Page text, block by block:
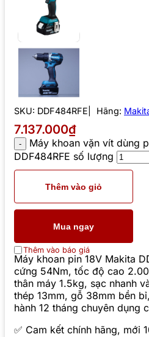
SKU: DDF484RFE Hãng:
7.137.000₫
Máy khoan vặn vít dùng
DDF484RFE số lượng
Thêm vào giỏ
Mua ngay
Thêm vào báo giá
Máy khoan pin 18V Makita
cứng 54Nm, tốc độ cao
thân máy 1.5kg, sạc nhanh
thép 13mm, gỗ 38mm bền
hành 12 tháng chuyên dụng
✅ Cam kết chính hãng, mới